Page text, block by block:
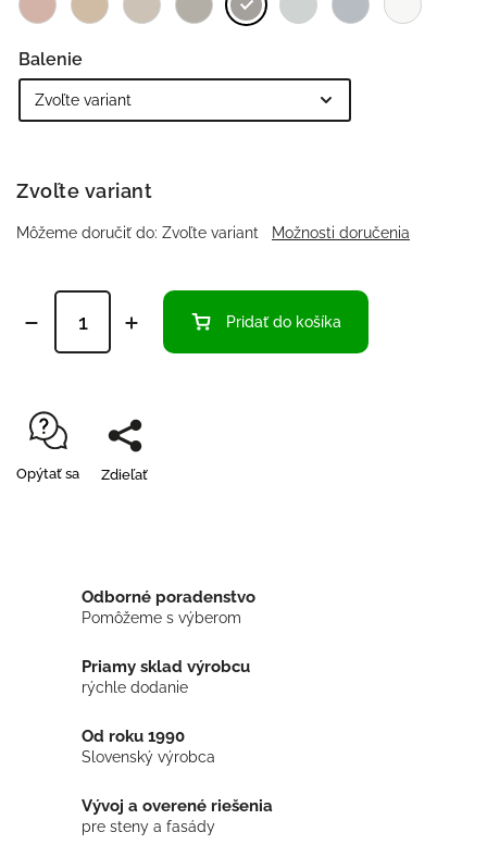
Balenie
Zvoľte variant
Môžeme doručiť do: Zvoľte variant Možnosti doručenia
Pridať do košíka
Opýtať sa Zdieľať
Odborné poradenstvo
Pomôžeme s výberom
Priamy sklad výrobcu
rýchle dodanie
Od roku 1990
Slovenský výrobca
Vývoj a overené riešenia
pre steny a fasády